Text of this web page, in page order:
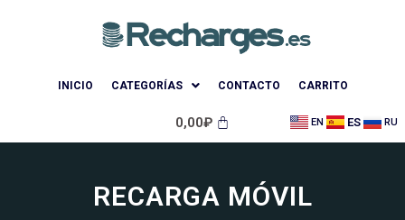
INICIO CATEGORÍAS CONTACTO CARRITO
0,00₽ EN ES RU
RECARGA MÓVIL